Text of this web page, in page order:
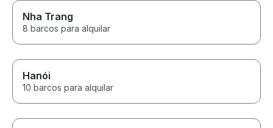
Nha Trang
8 barcos para alquilar
Hanói
10 barcos para alquilar